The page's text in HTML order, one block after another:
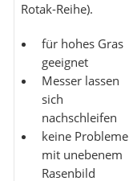
Rotak-Reihe).
für hohes Gras
geeignet
Messer lassen
sich
nachschleifen
keine Probleme
mit unebenem
Rasenbild